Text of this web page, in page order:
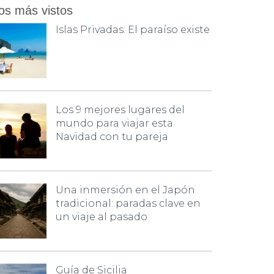
más vistos
Islas Privadas: El paraíso existe
Los 9 mejores lugares del
mundo para viajar esta
Navidad con tu pareja
Una inmersión en el Japón
tradicional: paradas clave en
un viaje al pasado
Guía de Sicilia